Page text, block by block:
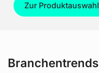
Zur Produktauswahl
Branchentrends